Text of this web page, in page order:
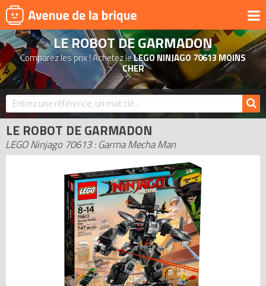
UNIVERS
PRODUITS DÉRIVÉS
NOUVEAUTÉS
LEGO 2026
BONS PLANS
ACTUALITÉS
ASSOCIATIONS DE FANS
EXPOSITIONS LEGO
LEGO LES PLUS CHERS
DERNIERS LEGO AJOUTÉS
LE ROBOT DE GARMADON
Comparez les prix ! Achetez leLEGO NINJAGO 70613 MOINS
CHER
LE ROBOT DE GARMADON
LEGO Ninjago 70613 : Garma Mecha Man